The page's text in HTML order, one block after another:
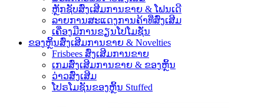
ຫຼັກຊັບສົ່ງເສີມການຂາຍ & ໂຟນເດີ
ລາຍການສະແດງການຄ້າທີ່ສົ່ງເສີມ
ເຄື່ອງມືການຂຽນໂປໂມຊັ່ນ
ຂອງຫຼິ້ນສົ່ງເສີມການຂາຍ & Novelties
Frisbees ສົ່ງເສີມການຂາຍ
ເກມສົ່ງເສີມການຂາຍ & ຂອງຫຼິ້ນ
ວ່າວສົ່ງເສີມ
ໂປຣໂມຊັນຂອງຫຼິ້ນ Stuffed